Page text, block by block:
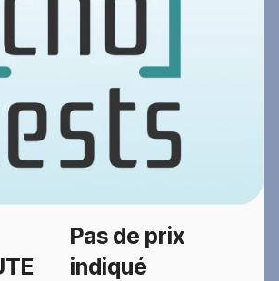
Pas de prix
indiqué